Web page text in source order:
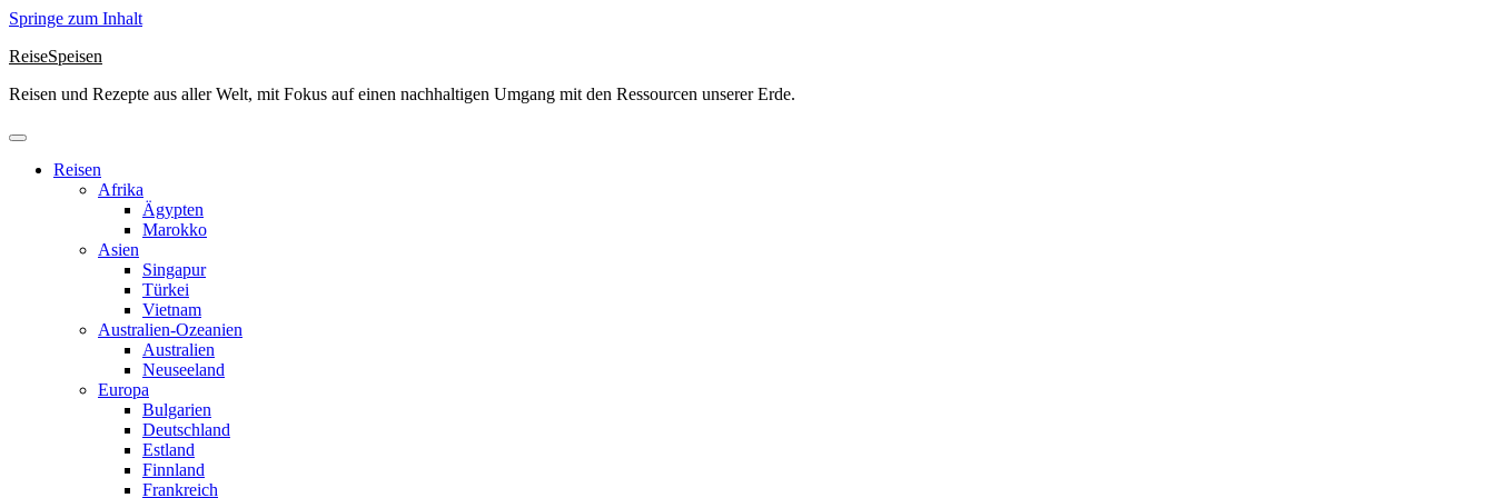
Springe zum Inhalt
ReiseSpeisen
Reisen und Rezepte aus aller Welt, mit Fokus auf einen nachhaltigen Umgang mit den Ressourcen unserer Erde.
Reisen
Afrika
Ägypten
Marokko
Asien
Singapur
Türkei
Vietnam
Australien-Ozeanien
Australien
Neuseeland
Europa
Bulgarien
Deutschland
Estland
Finnland
Frankreich